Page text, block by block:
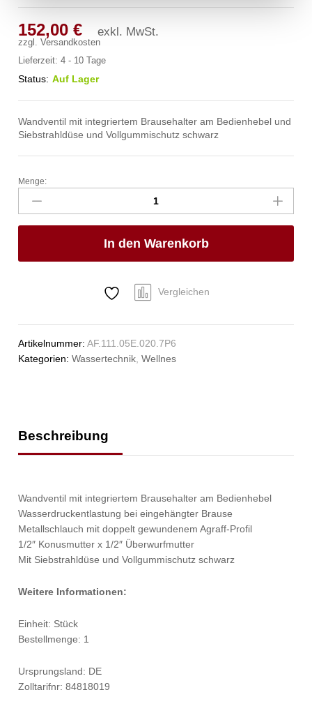
152,00€ exkl. MwSt.
zzgl.Versandkosten
Lieferzeit:4 - 10 Tage
Status: Auf Lager
Wandventil mit integriertem Brausehalter am Bedienhebel und
Siebstrahldüse und Vollgummischutz schwarz
ecoSet
Kneipp'sche
Garnitur
1/2"
Menge:
In den Warenkorb
Vergleichen
Artikelnummer:AF.111.05E.020.7P6
Kategorien:Wassertechnik,Wellnes
Beschreibung
Wandventil mit integriertem Brausehalter am Bedienhebel
Wasserdruckentlastung bei eingehängter Brause
Metallschlauch mit doppelt gewundenem Agraff-Profil
1/2″ Konusmutter x 1/2″ Überwurfmutter
Mit Siebstrahldüse und Vollgummischutz schwarz
Weitere Informationen:
Einheit: Stück
Bestellmenge: 1
Ursprungsland: DE
Zolltarifnr: 84818019